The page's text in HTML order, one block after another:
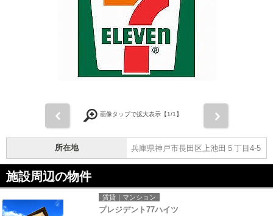
画像タップで拡大表示【1/1】
所在地 兵庫県神戸市長田区上池田５丁目4-5
施設周辺の物件
賃貸｜マンション
プレジデント77ハイツ